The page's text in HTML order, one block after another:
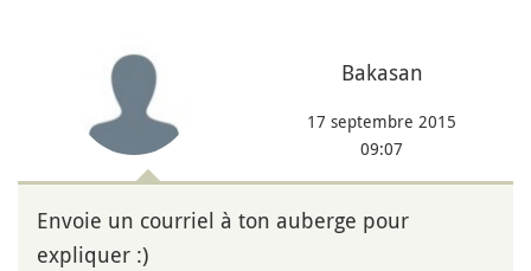
Bakasan
17 septembre 2015
09:07
Envoie un courriel à ton auberge pour
expliquer :)